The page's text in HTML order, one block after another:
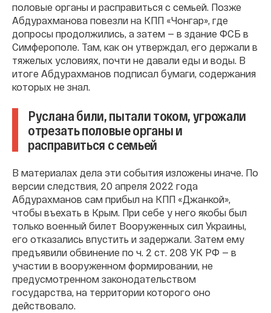
половые органы и расправиться с семьей. Позже
Абдурахманова повезли на КПП «Чонгар», где
допросы продолжились, а затем — в здание ФСБ в
Симферополе. Там, как он утверждал, его держали в
тяжелых условиях, почти не давали еды и воды. В
итоге Абдурахманов подписал бумаги, содержания
которых не знал.
Руслана били, пытали током, угрожали
отрезать половые органы и
расправиться с семьей
В материалах дела эти события изложены иначе. По
версии следствия, 20 апреля 2022 года
Абдурахманов сам прибыл на КПП «Джанкой»,
чтобы въехать в Крым. При себе у него якобы был
только военный билет Вооруженных сил Украины,
его отказались впустить и задержали. Затем ему
предъявили обвинение по ч. 2 ст. 208 УК РФ — в
участии в вооруженном формировании, не
предусмотренном законодательством
государства, на территории которого оно
действовало.